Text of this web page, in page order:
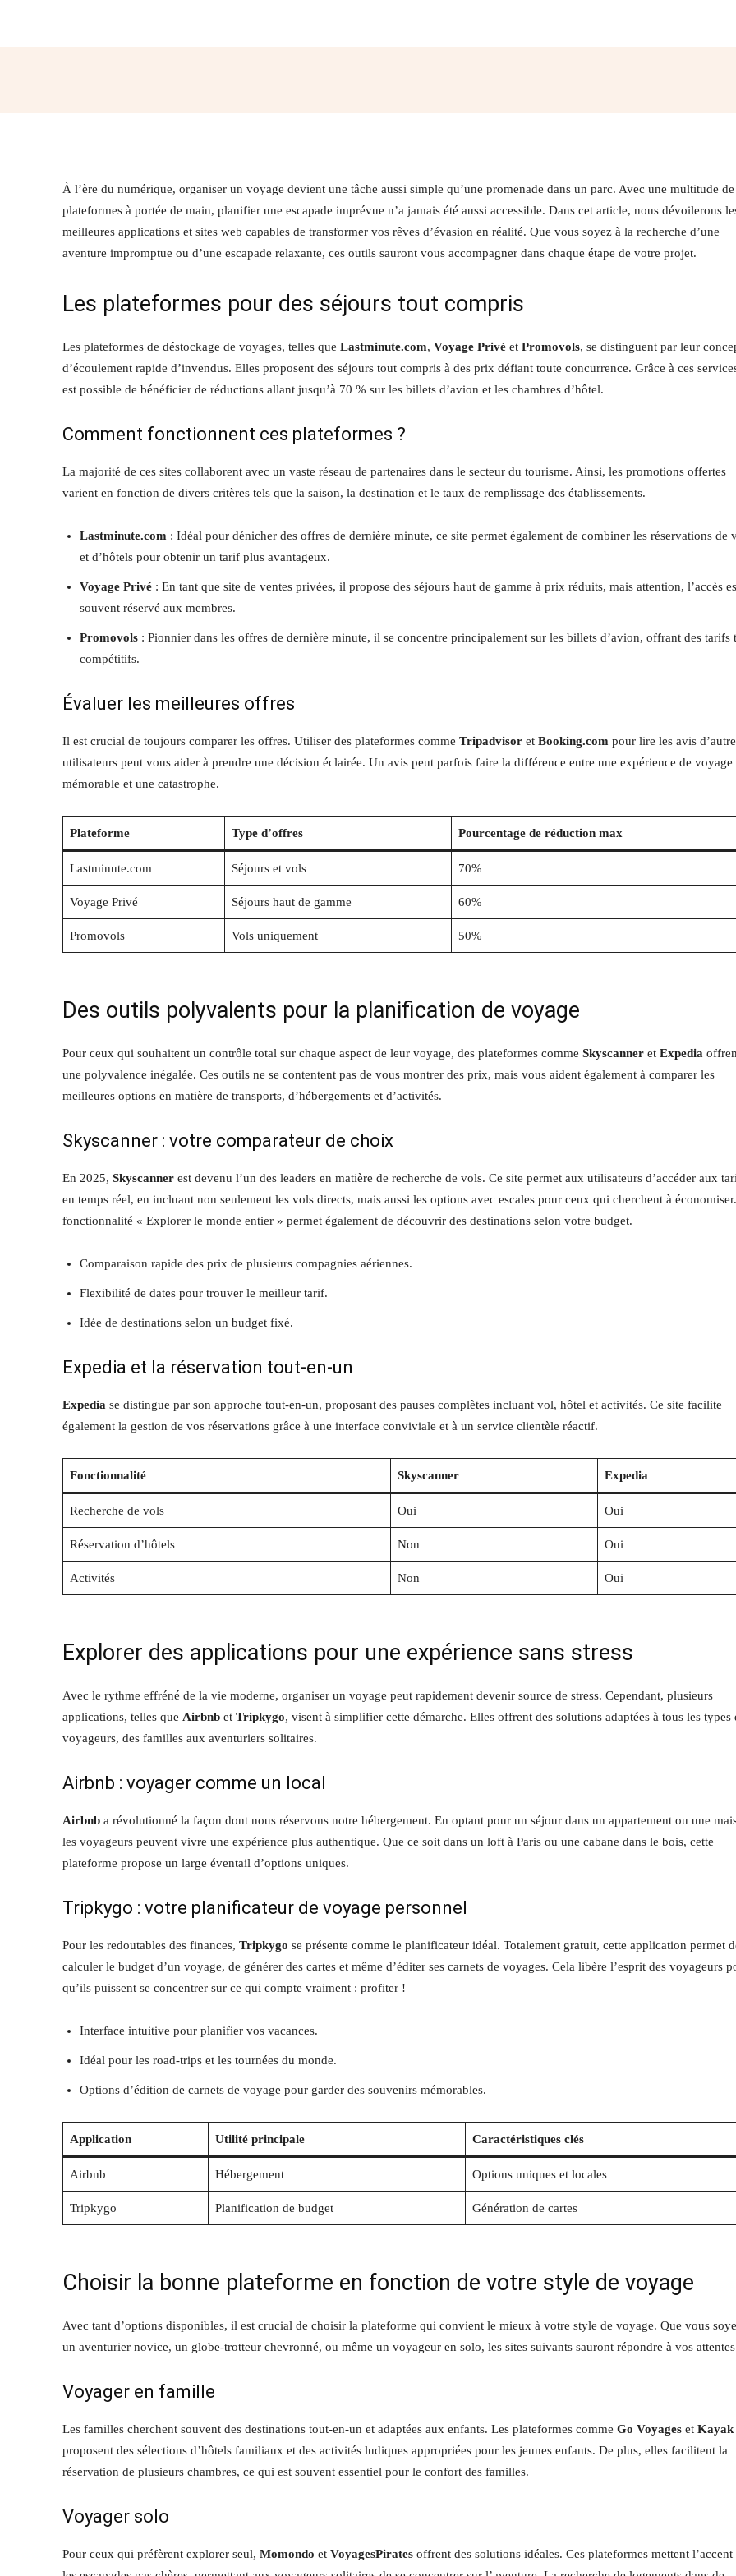
À l’ère du numérique, organiser un voyage devient une tâche aussi simple qu’une promenade dans un parc. Avec une multitude de
plateformes à portée de main, planifier une escapade imprévue n’a jamais été aussi accessible. Dans cet article, nous dévoilerons
meilleures applications et sites web capables de transformer vos rêves d’évasion en réalité. Que vous soyez à la recherche d’une
aventure impromptue ou d’une escapade relaxante, ces outils sauront vous accompagner dans chaque étape de votre projet.
Les plateformes pour des séjours tout compris
Les plateformes de déstockage de voyages, telles que Lastminute.com, Voyage Privé et Promovols, se distinguent par leur
d’écoulement rapide d’invendus. Elles proposent des séjours tout compris à des prix défiant toute concurrence. Grâce à ces
est possible de bénéficier de réductions allant jusqu’à 70 % sur les billets d’avion et les chambres d’hôtel.
Comment fonctionnent ces plateformes ?
La majorité de ces sites collaborent avec un vaste réseau de partenaires dans le secteur du tourisme. Ainsi, les promotions offertes
varient en fonction de divers critères tels que la saison, la destination et le taux de remplissage des établissements.
Lastminute.com : Idéal pour dénicher des offres de dernière minute, ce site permet également de combiner les réservations de
et d’hôtels pour obtenir un tarif plus avantageux.
Voyage Privé : En tant que site de ventes privées, il propose des séjours haut de gamme à prix réduits, mais attention, l’accès
souvent réservé aux membres.
Promovols : Pionnier dans les offres de dernière minute, il se concentre principalement sur les billets d’avion, offrant des tarifs
compétitifs.
Évaluer les meilleures offres
Il est crucial de toujours comparer les offres. Utiliser des plateformes comme Tripadvisor et Booking.com pour lire les avis
utilisateurs peut vous aider à prendre une décision éclairée. Un avis peut parfois faire la différence entre une expérience de voyage
mémorable et une catastrophe.
Plateforme Type d’offres Pourcentage de réduction max
Lastminute.com Séjours et vols 70%
Voyage Privé Séjours haut de gamme 60%
Promovols Vols uniquement 50%
Des outils polyvalents pour la planification de voyage
Pour ceux qui souhaitent un contrôle total sur chaque aspect de leur voyage, des plateformes comme Skyscanner et Expedia
une polyvalence inégalée. Ces outils ne se contentent pas de vous montrer des prix, mais vous aident également à comparer les
meilleures options en matière de transports, d’hébergements et d’activités.
Skyscanner : votre comparateur de choix
En 2025, Skyscanner est devenu l’un des leaders en matière de recherche de vols. Ce site permet aux utilisateurs d’accéder aux
en temps réel, en incluant non seulement les vols directs, mais aussi les options avec escales pour ceux qui cherchent à
fonctionnalité « Explorer le monde entier » permet également de découvrir des destinations selon votre budget.
Comparaison rapide des prix de plusieurs compagnies aériennes.
Flexibilité de dates pour trouver le meilleur tarif.
Idée de destinations selon un budget fixé.
Expedia et la réservation tout-en-un
Expedia se distingue par son approche tout-en-un, proposant des pauses complètes incluant vol, hôtel et activités. Ce site facilite
également la gestion de vos réservations grâce à une interface conviviale et à un service clientèle réactif.
Fonctionnalité Skyscanner Expedia
Recherche de vols Oui Oui
Réservation d’hôtels Non Oui
Activités Non Oui
Explorer des applications pour une expérience sans stress
Avec le rythme effréné de la vie moderne, organiser un voyage peut rapidement devenir source de stress. Cependant, plusieurs
applications, telles que Airbnb et Tripkygo, visent à simplifier cette démarche. Elles offrent des solutions adaptées à tous les types
voyageurs, des familles aux aventuriers solitaires.
Airbnb : voyager comme un local
Airbnb a révolutionné la façon dont nous réservons notre hébergement. En optant pour un séjour dans un appartement ou une
les voyageurs peuvent vivre une expérience plus authentique. Que ce soit dans un loft à Paris ou une cabane dans le bois, cette
plateforme propose un large éventail d’options uniques.
Tripkygo : votre planificateur de voyage personnel
Pour les redoutables des finances, Tripkygo se présente comme le planificateur idéal. Totalement gratuit, cette application permet
calculer le budget d’un voyage, de générer des cartes et même d’éditer ses carnets de voyages. Cela libère l’esprit des voyageurs
qu’ils puissent se concentrer sur ce qui compte vraiment : profiter !
Interface intuitive pour planifier vos vacances.
Idéal pour les road-trips et les tournées du monde.
Options d’édition de carnets de voyage pour garder des souvenirs mémorables.
Application Utilité principale Caractéristiques clés
Airbnb Hébergement Options uniques et locales
Tripkygo Planification de budget Génération de cartes
Choisir la bonne plateforme en fonction de votre style de voyage
Avec tant d’options disponibles, il est crucial de choisir la plateforme qui convient le mieux à votre style de voyage. Que vous
un aventurier novice, un globe-trotteur chevronné, ou même un voyageur en solo, les sites suivants sauront répondre à vos
Voyager en famille
Les familles cherchent souvent des destinations tout-en-un et adaptées aux enfants. Les plateformes comme Go Voyages et Kayak
proposent des sélections d’hôtels familiaux et des activités ludiques appropriées pour les jeunes enfants. De plus, elles facilitent la
réservation de plusieurs chambres, ce qui est souvent essentiel pour le confort des familles.
Voyager solo
Pour ceux qui préfèrent explorer seul, Momondo et VoyagesPirates offrent des solutions idéales. Ces plateformes mettent l’accent